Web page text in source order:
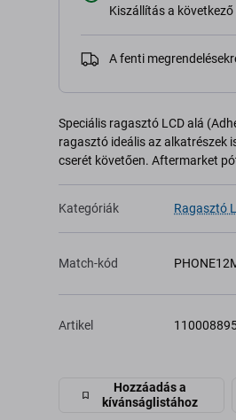
Kiszállítás a
A fenti
Speciális ragasztó LCD alá
ragasztó ideális az alkatrészek
cserét követően. Aftermarket
Kategóriák Ragasztó
Match-kód
Artikel
Hozzáadás a
kívánságlistához